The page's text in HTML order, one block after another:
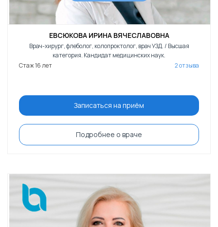
ЕВСЮКОВА ИРИНА ВЯЧЕСЛАВОВНА
Врач-хирург, флеболог, колопроктолог, врач УЗД. / Высшая
категория. Кандидат медицинских наук.
Стаж 16 лет
2 отзыва
Записаться на приём
Подробнее о враче